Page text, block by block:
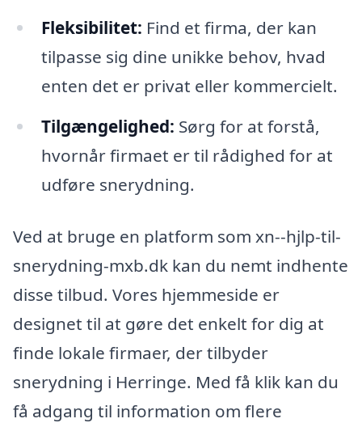
Fleksibilitet: Find et firma, der kan
tilpasse sig dine unikke behov, hvad
enten det er privat eller kommercielt.
Tilgængelighed: Sørg for at forstå,
hvornår firmaet er til rådighed for at
udføre snerydning.
Ved at bruge en platform som xn--hjlp-til-
snerydning-mxb.dk kan du nemt indhente
disse tilbud. Vores hjemmeside er
designet til at gøre det enkelt for dig at
finde lokale firmaer, der tilbyder
snerydning i Herringe. Med få klik kan du
få adgang til information om flere